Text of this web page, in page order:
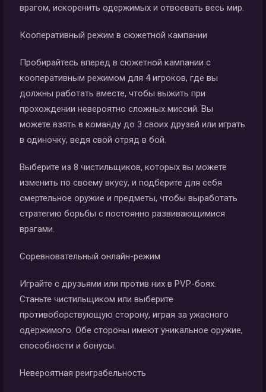
врагом, искоренить одержимых и отвоевать весь мир.
Кооперативный режим в сюжетной кампании
Пробирайтесь вперед в сюжетной кампании с
кооперативным режимом для 4 игроков, где вы
должны работать вместе, чтобы выжить при
прохождении невероятно сложных миссий. Вы
можете взять в команду до 3 своих друзей или играть
в одиночку, ведя свой отряд в бой.
Выберите из 8 чистильщиков, которых вы можете
изменить по своему вкусу, и подберите для себя
смертельное оружие и предметы, чтобы выработать
стратегию борьбы с постоянно развивающимися
врагами.
Соревновательный онлайн-режим
Играйте с друзьями или против них в PVP-боях.
Станьте чистильщиком или выберите
противоборствующую сторону, играя за ужасного
одержимого. Обе стороны имеют уникальное оружие,
способности и бонусы.
Невероятная реиграбельность